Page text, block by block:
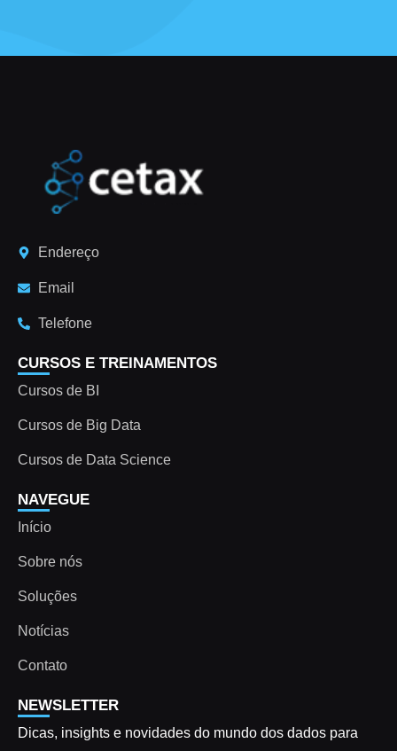
Endereço
Email
Telefone
CURSOS E TREINAMENTOS
Cursos de BI
Cursos de Big Data
Cursos de Data Science
NAVEGUE
Início
Sobre nós
Soluções
Notícias
Contato
NEWSLETTER
Dicas, insights e novidades do mundo dos dados para